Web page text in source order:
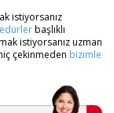
istiyorsanız
başlıklı
istiyorsanız uzman
çekinmeden bizimle